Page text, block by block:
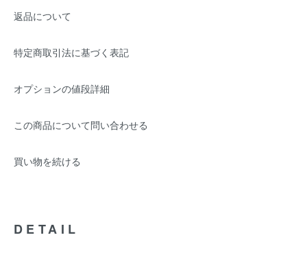
返品について
特定商取引法に基づく表記
オプションの値段詳細
この商品について問い合わせる
買い物を続ける
DETAIL